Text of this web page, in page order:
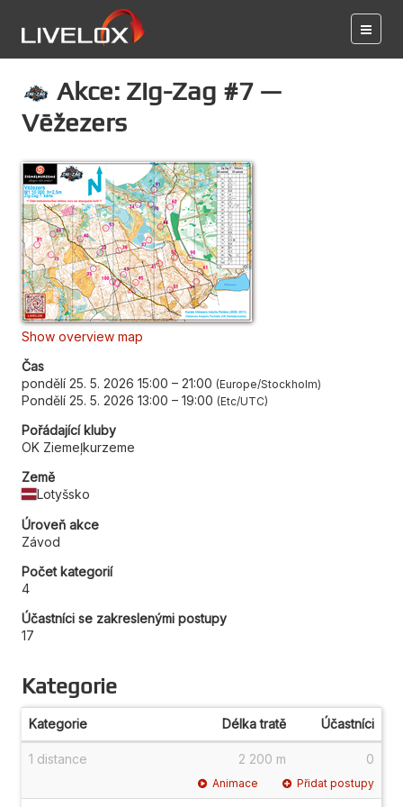
Akce: Zig-Zag #7 —
Vēžezers
Show overview map
Čas
pondělí 25. 5. 2026 15:00 – 21:00 Europe/Stockholm
Pondělí 25. 5. 2026 13:00 – 19:00 Etc/UTC
Pořádající kluby
OK Ziemeļkurzeme
Země
Lotyšsko
Úroveň akce
Závod
Počet kategorií
4
Účastníci se zakreslenými postupy
17
Kategorie
Kategorie Délka tratě Účastníci
1 distance 2 200 m 0
Animace Přidat postupy